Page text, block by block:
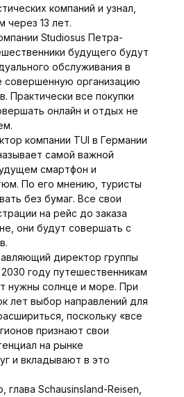
компаний и узнал,
через 13 лет.
Studiosus Петра-
будущего будут
обслуживания в
совершенную организацию
Практически все покупки
онлайн и отдых не
компании TUI в Германии
самой важной
смартфон и
По его мнению, туристы
без бумаг. Все свои
на рейс до заказа
они будут совершать с
директор группы
году путешественникам
нужны солнце и море. При
лет выбор направлений для
поскольку «все
признают свои
на рынке
и вкладывают в это
Schausinsland-Reisen,